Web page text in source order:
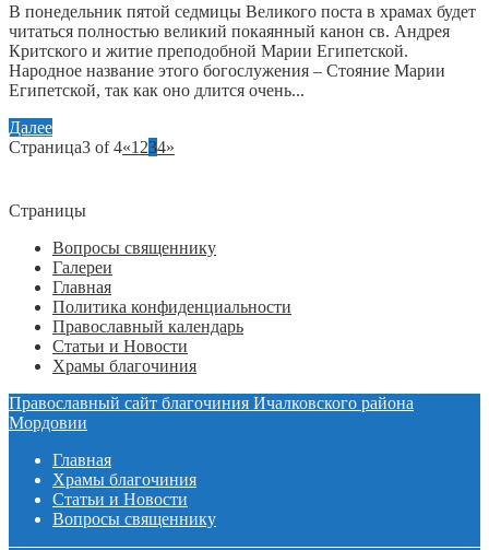
В понедельник пятой седмицы Великого поста в храмах будет
читаться полностью великий покаянный канон св. Андрея
Критского и житие преподобной Марии Египетской.
Народное название этого богослужения – Стояние Марии
Египетской, так как оно длится очень...
Далее
Страница3 of 4«1 234»
Страницы
Вопросы священнику
Галереи
Главная
Политика конфиденциальности
Православный календарь
Статьи и Новости
Храмы благочиния
Православный сайт благочиния Ичалковского района
Мордовии
Главная
Храмы благочиния
Статьи и Новости
Вопросы священнику